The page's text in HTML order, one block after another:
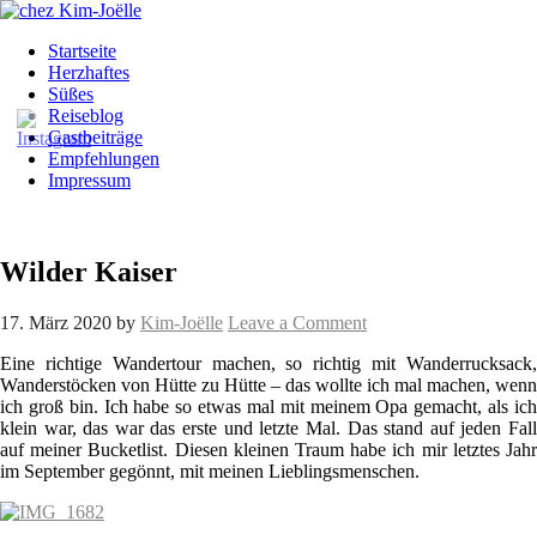
Startseite
Herzhaftes
Süßes
Reiseblog
Gastbeiträge
Empfehlungen
Impressum
Wilder Kaiser
17. März 2020 by Kim-Joëlle Leave a Comment
Eine richtige Wandertour machen, so richtig mit Wanderrucksack,
Wanderstöcken von Hütte zu Hütte – das wollte ich mal machen, wenn
ich groß bin. Ich habe so etwas mal mit meinem Opa gemacht, als ich
klein war, das war das erste und letzte Mal. Das stand auf jeden Fall
auf meiner Bucketlist. Diesen kleinen Traum habe ich mir letztes Jahr
im September gegönnt, mit meinen Lieblingsmenschen.